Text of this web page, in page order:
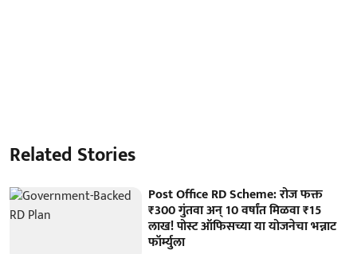
Related Stories
Post Office RD Scheme: रोज फक्त
₹300 गुंतवा अन् 10 वर्षांत मिळवा ₹15
लाख! पोस्ट ऑफिसच्या या योजनेचा भन्नाट
फॉर्म्युला